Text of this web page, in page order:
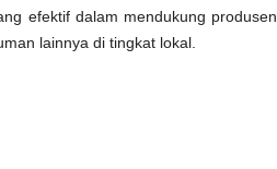
efektif dalam mendukung produsen
lainnya di tingkat lokal.